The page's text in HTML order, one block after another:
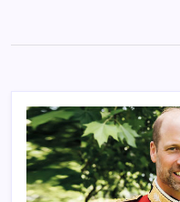
content